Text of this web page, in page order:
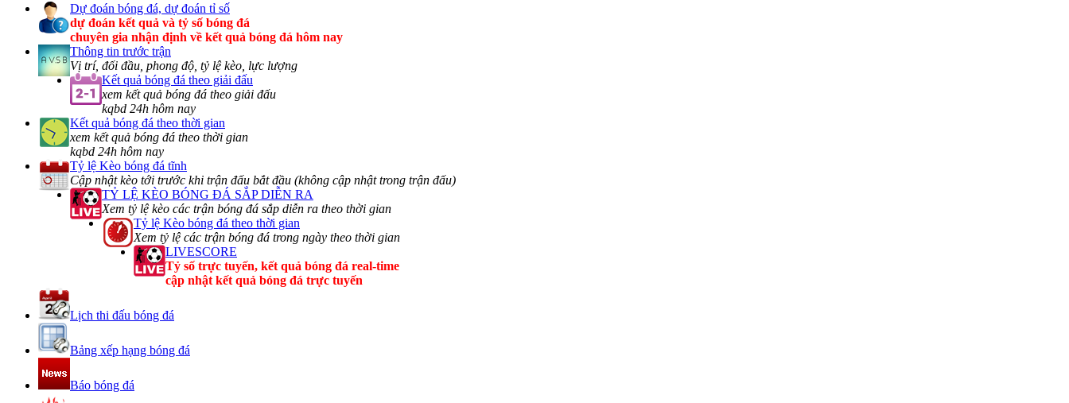
Dự đoán bóng đá, dự đoán tỉ số
dự đoán kết quả và tỷ số bóng đá
chuyên gia nhận định về kết quả bóng đá hôm nay
Thông tin trước trận
Vị trí, đối đầu, phong độ, tỷ lệ kèo, lực lượng
Kết quả bóng đá theo giải đấu
xem kết quả bóng đá theo giải đấu
kqbd 24h hôm nay
Kết quả bóng đá theo thời gian
xem kết quả bóng đá theo thời gian
kqbd 24h hôm nay
Tỷ lệ Kèo bóng đá tĩnh
Cập nhật kèo tới trước khi trận đấu bắt đầu (không cập nhật trong trận đấu)
TỶ LỆ KÈO BÓNG ĐÁ SẮP DIỄN RA
Xem tỷ lệ kèo các trận bóng đá sắp diễn ra theo thời gian
Tỷ lệ Kèo bóng đá theo thời gian
Xem tỷ lệ các trận bóng đá trong ngày theo thời gian
LIVESCORE
Tỷ số trực tuyến, kết quả bóng đá real-time
cập nhật kết quả bóng đá trực tuyến
Lịch thi đấu bóng đá
Bảng xếp hạng bóng đá
Báo bóng đá